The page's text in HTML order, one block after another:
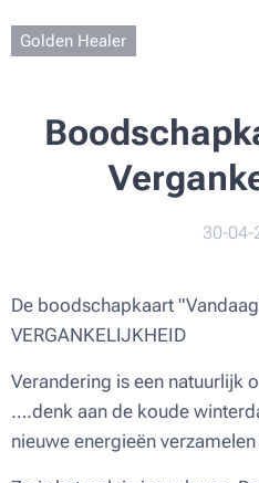
Golden Healer
30-04-
De boodschapkaart
VERGANKELIJKHEID
Verandering is een natuurlijk
….denk aan de koude
nieuwe energieën